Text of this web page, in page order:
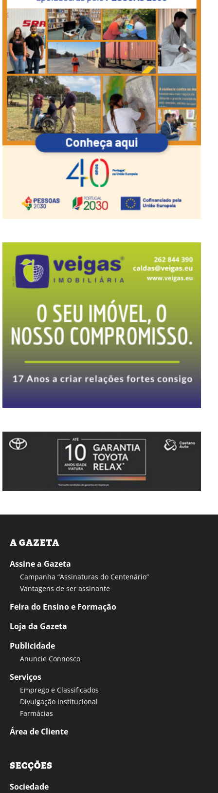
A GAZETA
Assine a Gazeta
Campanha “Assinaturas do Centenário”
Vantagens de ser assinante
Feira do Ensino e Formação
Loja da Gazeta
Publicidade
Anuncie Connosco
Serviços
Emprego e Classificados
Divulgação Institucional
Farmácias
Área de Cliente
SECÇÕES
Sociedade